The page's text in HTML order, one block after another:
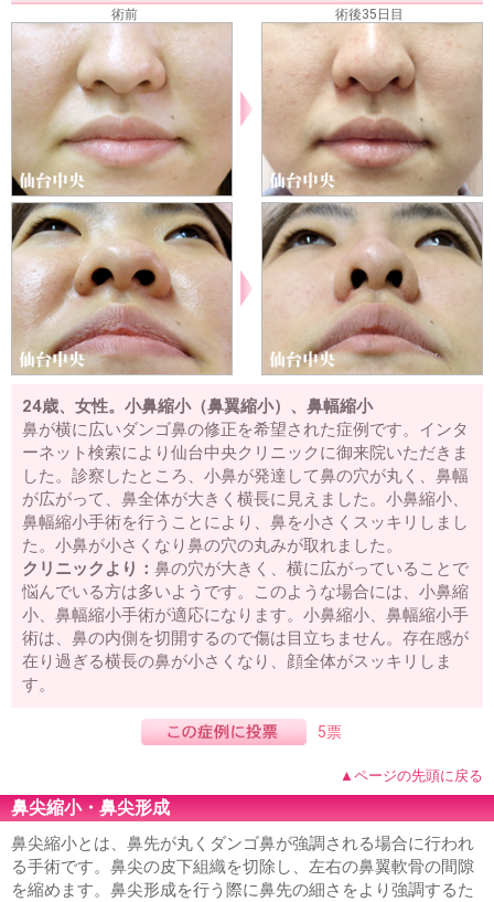
術前 術後35日目
24歳、女性。小鼻縮小（鼻翼縮小）、鼻幅縮小
鼻が横に広いダンゴ鼻の修正を希望された症例です。インタ
ーネット検索により仙台中央クリニックに御来院いただきま
した。診察したところ、小鼻が発達して鼻の穴が丸く、鼻幅
が広がって、鼻全体が大きく横長に見えました。小鼻縮小、
鼻幅縮小手術を行うことにより、鼻を小さくスッキリしまし
た。小鼻が小さくなり鼻の穴の丸みが取れました。
クリニックより： 鼻の穴が大きく、横に広がっていることで
悩んでいる方は多いようです。このような場合には、小鼻縮
小、鼻幅縮小手術が適応になります。小鼻縮小、鼻幅縮小手
術は、鼻の内側を切開するので傷は目立ちません。存在感が
在り過ぎる横長の鼻が小さくなり、顔全体がスッキリしま
す。
5票
▲ページの先頭に戻る
鼻尖縮小・鼻尖形成
鼻尖縮小とは、鼻先が丸くダンゴ鼻が強調される場合に行われ
る手術です。鼻尖の皮下組織を切除し、左右の鼻翼軟骨の間隙
を縮めます。鼻尖形成を行う際に鼻先の細さをより強調するた